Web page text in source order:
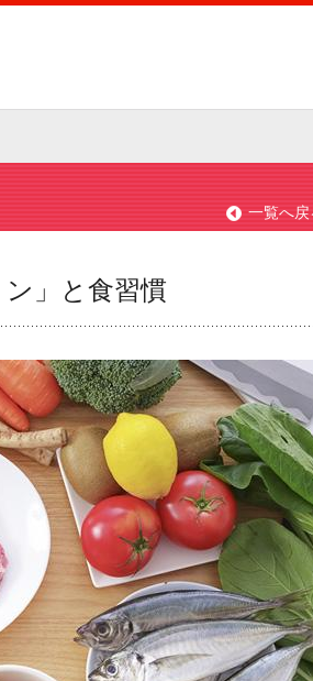
一覧へ戻
」と食習慣